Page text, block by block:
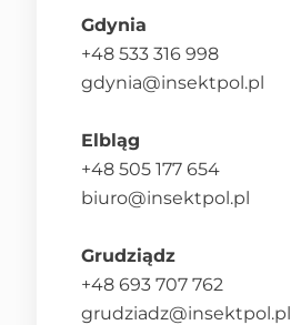
Gdynia
+48 533 316 998
gdynia@insektpol.pl
Elbląg
+48 505 177 654
biuro@insektpol.pl
Grudziądz
+48 693 707 762
grudziadz@insektpol.pl